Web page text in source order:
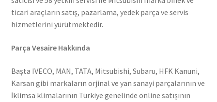
ticari araçların satış, pazarlama, yedek parça ve servis
hizmetlerini yürütmektedir.
Parça Vesaire Hakkında
Başta IVECO, MAN, TATA, Mitsubishi, Subaru, HFK Kanuni,
Karsan gibi markaların orjinal ve yan sanayi parçalarının ve
İklimsa klimalarının Türkiye genelinde online satışının